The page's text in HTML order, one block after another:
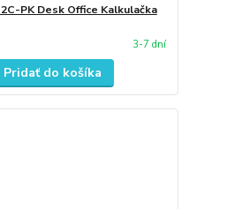
PK Desk Office Kalkulačka
3-7 dní
Pridať do košíka